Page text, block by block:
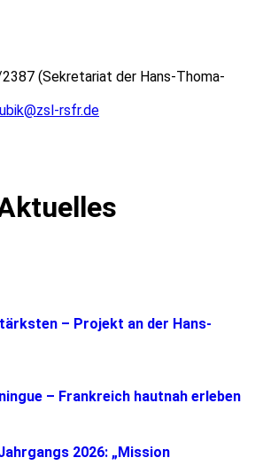
(Sekretariat der Hans-Thoma-
rsfr.de
– Projekt an der Hans-
– Frankreich hautnah erleben
2026: „Mission